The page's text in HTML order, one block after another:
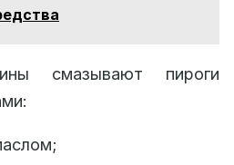
смазывают пироги